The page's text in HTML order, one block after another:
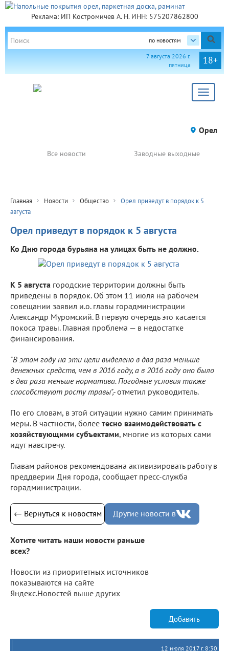
Реклама: ИП Костромичев А. Н. ИНН: 575207862800
по новостям
18+
7 августа 2026 г.
пятница
Toggle
Орел
Все новости Заводные выходные
Главная Новости Общество
Орел приведут в порядок к 5
августа
Орел приведут в порядок к 5 августа
Ко Дню города бурьяна на улицах быть не должно.
К 5 августа городские территории должны быть
приведены в порядок. Об этом 11 июля на рабочем
совещании заявил и.о. главы горадминистрации
Александр Муромский. В первую очередь это касается
покоса травы. Главная проблема — в недостатке
финансирования.
"В этом году на эти цели выделено в два раза меньше
денежных средств, чем в 2016 году, а в 2016 году оно было
в два раза меньше норматива. Погодные условия также
способствуют росту травы",-отметил руководитель.
По его словам, в этой ситуации нужно самим принимать
меры. В частности, более тесно взаимодействовать с
хозяйствующими субъектами, многие из которых сами
идут навстречу.
Главам районов рекомендована активизировать работу в
преддверии Дня города, сообщает пресс-служба
горадминистрации.
← Вернуться к новостям Другие новости в
Хотите читать наши новости раньше
всех?
Новости из приоритетных источников
показываются на сайте
Яндекс.Новостей выше других
Добавить
12 июля 2017 г. 8:30